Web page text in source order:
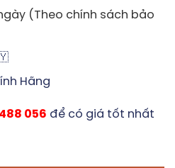
(Theo chính sách bảo
Hãng
056 để có giá tốt nhất
số lượng